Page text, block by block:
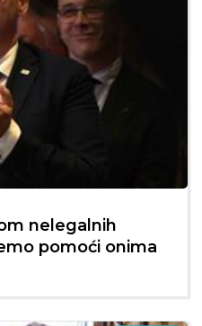
nelegalnih
pomoći onima